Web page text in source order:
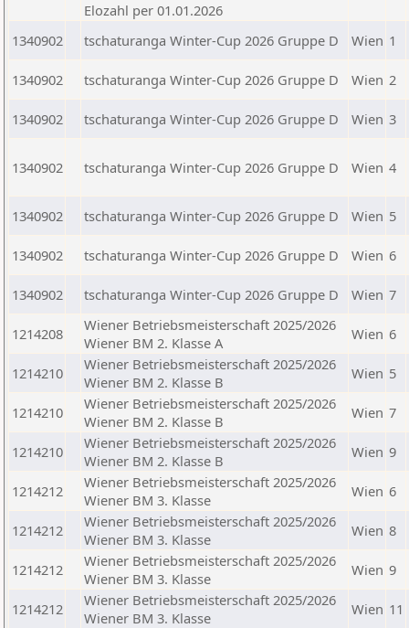
Elozahl per 01.01.2026
1340902
tschaturanga Winter-Cup 2026 Gruppe D Wien 1
1340902 tschaturanga Winter-Cup 2026 Gruppe D Wien 2
1340902 tschaturanga Winter-Cup 2026 Gruppe D Wien 3
1340902 tschaturanga Winter-Cup 2026 Gruppe D Wien 4
1340902 tschaturanga Winter-Cup 2026 Gruppe D Wien 5
1340902 tschaturanga Winter-Cup 2026 Gruppe D Wien 6
1340902 tschaturanga Winter-Cup 2026 Gruppe D Wien 7
1214208
Wiener Betriebsmeisterschaft 2025/2026
Wiener BM 2. Klasse A
Wien 6
1214210
Wiener Betriebsmeisterschaft 2025/2026
Wiener BM 2. Klasse B
Wien 5
1214210
Wiener Betriebsmeisterschaft 2025/2026
Wiener BM 2. Klasse B
Wien 7
1214210
Wiener Betriebsmeisterschaft 2025/2026
Wiener BM 2. Klasse B
Wien 9
1214212
Wiener Betriebsmeisterschaft 2025/2026
Wiener BM 3. Klasse
Wien 6
1214212
Wiener Betriebsmeisterschaft 2025/2026
Wiener BM 3. Klasse
Wien 8
1214212
Wiener Betriebsmeisterschaft 2025/2026
Wiener BM 3. Klasse
Wien 9
1214212
Wiener Betriebsmeisterschaft 2025/2026
Wiener BM 3. Klasse
Wien 11